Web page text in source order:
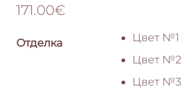
171.00€
Отделка
Цвет №1
Цвет №2
Цвет №3